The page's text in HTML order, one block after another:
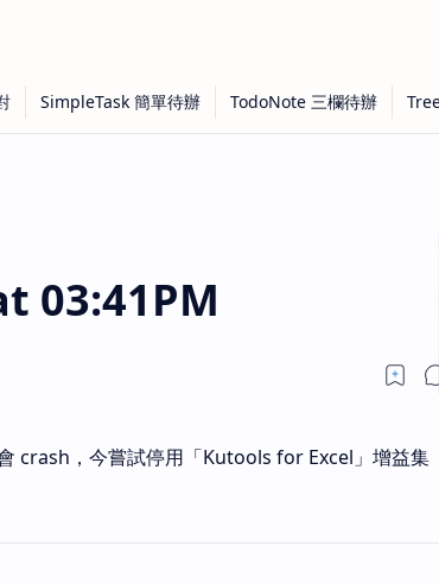
03:41PM
crash，今嘗試停用「Kutools for Excel」增益集